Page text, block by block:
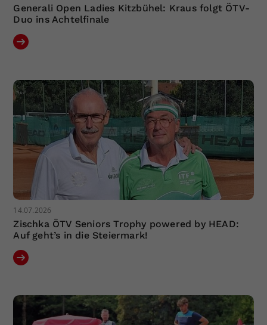
Generali Open Ladies Kitzbühel: Kraus folgt ÖTV-
Duo ins Achtelfinale
14.07.2026
Zischka ÖTV Seniors Trophy powered by HEAD:
Auf geht’s in die Steiermark!